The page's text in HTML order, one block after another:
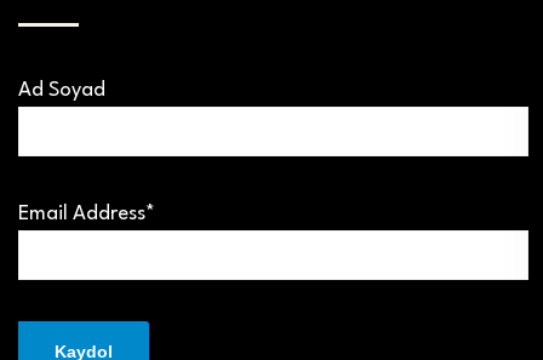
Ad Soyad
Email Address*